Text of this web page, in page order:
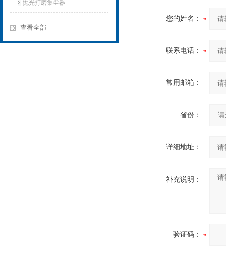
抛光打磨集尘器
查看全部
您的姓名：
联系电话：
常用邮箱：
省份：
详细地址：
补充说明：
验证码：